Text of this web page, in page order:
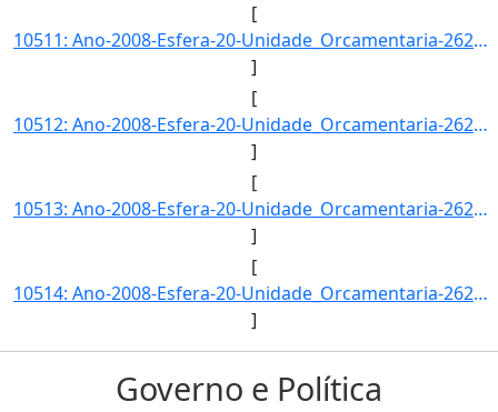
[
10511: Ano-2008-Esfera-20-Unidade_Orcamentaria-26271-Funcao-09-SubFuncao-272-Programa-0089-Acao-0181-Locali]
]
[
10512: Ano-2008-Esfera-20-Unidade_Orcamentaria-26271-Funcao-09-SubFuncao-272-Programa-0089-Acao-0181-Locali]
]
[
10513: Ano-2008-Esfera-20-Unidade_Orcamentaria-26271-Funcao-12-SubFuncao-301-Programa-0750-Acao-2004-Locali]
]
[
10514: Ano-2008-Esfera-20-Unidade_Orcamentaria-26271-Funcao-12-SubFuncao-302-Programa-1073-Acao-4086-Locali]
]
Governo e Política